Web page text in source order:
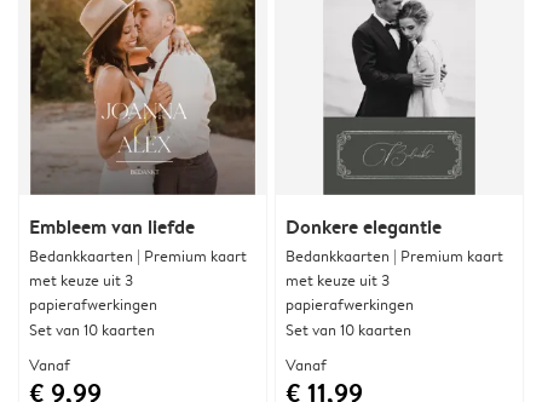
Embleem van liefde
Bedankkaarten | Premium kaart
met keuze uit 3
papierafwerkingen
Set van 10 kaarten
Vanaf
€ 9,99
Donkere elegantie
Bedankkaarten | Premium kaart
met keuze uit 3
papierafwerkingen
Set van 10 kaarten
Vanaf
€ 11,99